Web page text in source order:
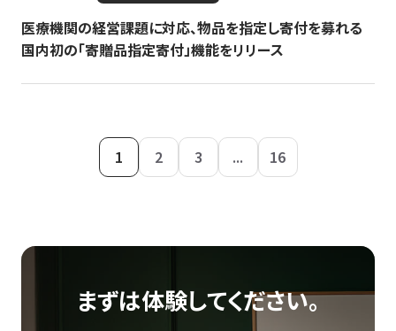
医療機関の経営課題に対応、物品を指定し寄付を募れる
国内初の「寄贈品指定寄付」機能をリリース
1 2 3 ... 16
まずは体験してください。